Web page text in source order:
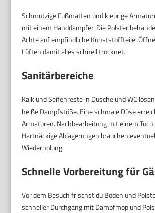
Schmutzige Fußmatten und klebrige
mit einem Handdampfer. Die Polster
Achte auf empfindliche Kunststoffteile.
Lüften damit alles schnell trocknet.
Sanitärbereiche
Kalk und Seifenreste in Dusche und WC
heiße Dampfstöße. Eine schmale Düse
Armaturen. Nachbearbeitung mit einem
Hartnäckige Ablagerungen brauchen
Wiederholung.
Schnelle Vorbereitung für
Vor dem Besuch frischst du Böden und
schneller Durchgang mit Dampfmop und